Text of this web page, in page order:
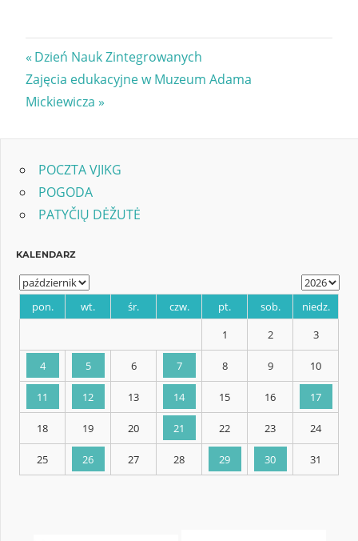
Nawigacja
wpisu
Previous
Post:
Dzień Nauk Zintegrowanych
Next
Post:
Zajęcia edukacyjne w Muzeum Adama
Mickiewicza
POCZTA VJIKG
POGODA
PATYČIŲ DĖŽUTĖ